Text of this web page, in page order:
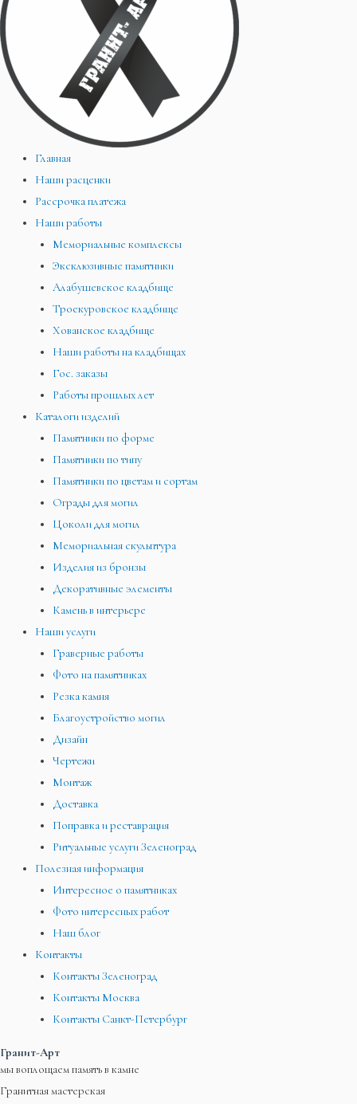
Главная
Наши расценки
Рассрочка платежа
Наши работы
Мемориальные комплексы
Эксклюзивные памятники
Алабушевское кладбище
Троекуровское кладбище
Хованское кладбище
Наши работы на кладбищах
Гос. заказы
Работы прошлых лет
Каталоги изделий
Памятники по форме
Памятники по типу
Памятники по цветам и сортам
Ограды для могил
Цоколи для могил
Мемориальная скульптура
Изделия из бронзы
Декоративные элементы
Камень в интерьере
Наши услуги
Граверные работы
Фото на памятниках
Резка камня
Благоустройство могил
Дизайн
Чертежи
Монтаж
Доставка
Поправка и реставрация
Ритуальные услуги Зеленоград
Полезная информация
Интересное о памятниках
Фото интересных работ
Наш блог
Контакты
Контакты Зеленоград
Контакты Москва
Контакты Санкт-Петербург
Гранит-Арт
мы воплощаем память в камне
Гранитная мастерская